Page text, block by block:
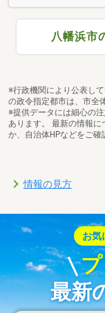
八幡浜市
※行政機関により公表し
の政令指定都市は、市全
※提供データには細心の
あります。 最新の情報に
か、自治体HPなどをご確
情報の見方
お気
最新